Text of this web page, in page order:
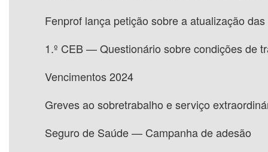
Fenprof lança petição sobre a atualização
1.º CEB — Questionário sobre condições de
Vencimentos 2024
Greves ao sobretrabalho e serviço
Seguro de Saúde — Campanha de adesão